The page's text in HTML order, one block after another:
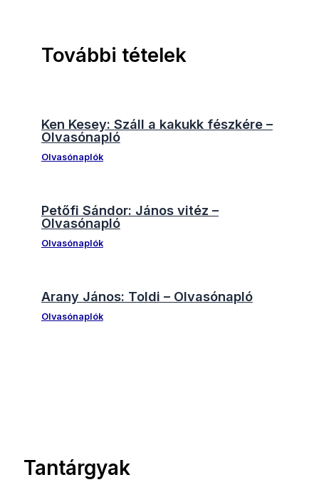
További tételek
Ken Kesey: Száll a kakukk fészkére –
Olvasónapló
Olvasónaplók
Petőfi Sándor: János vitéz –
Olvasónapló
Olvasónaplók
Arany János: Toldi – Olvasónapló
Olvasónaplók
Tantárgyak